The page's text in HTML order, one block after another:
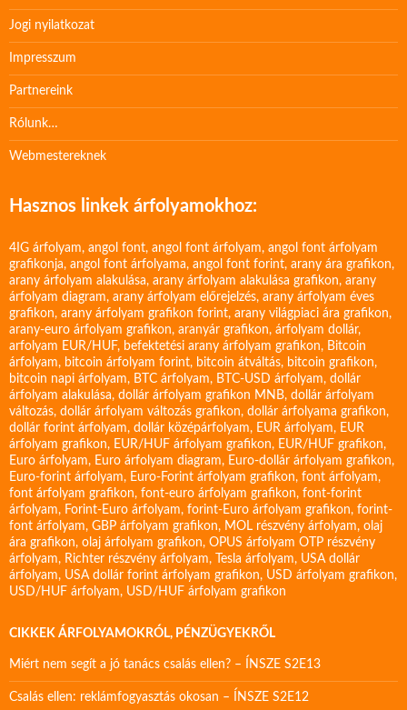
Jogi nyilatkozat
Impresszum
Partnereink
Rólunk…
Webmestereknek
Hasznos linkek árfolyamokhoz:
4IG árfolyam, angol font, angol font árfolyam, angol font árfolyam
grafikonja, angol font árfolyama, angol font forint, arany ára grafikon,
arany árfolyam alakulása, arany árfolyam alakulása grafikon, arany
árfolyam diagram, arany árfolyam előrejelzés, arany árfolyam éves
grafikon, arany árfolyam grafikon forint, arany világpiaci ára grafikon,
arany-euro árfolyam grafikon, aranyár grafikon, árfolyam dollár,
arfolyam EUR/HUF, befektetési arany árfolyam grafikon, Bitcoin
árfolyam, bitcoin árfolyam forint, bitcoin átváltás, bitcoin grafikon,
bitcoin napi árfolyam, BTC árfolyam, BTC-USD árfolyam, dollár
árfolyam alakulása, dollár árfolyam grafikon MNB, dollár árfolyam
változás, dollár árfolyam változás grafikon, dollár árfolyama grafikon,
dollár forint árfolyam, dollár középárfolyam, EUR árfolyam, EUR
árfolyam grafikon, EUR/HUF árfolyam grafikon, EUR/HUF grafikon,
Euro árfolyam, Euro árfolyam diagram, Euro-dollár árfolyam grafikon,
Euro-forint árfolyam, Euro-Forint árfolyam grafikon, font árfolyam,
font árfolyam grafikon, font-euro árfolyam grafikon, font-forint
árfolyam, Forint-Euro árfolyam, forint-Euro árfolyam grafikon, forint-
font árfolyam, GBP árfolyam grafikon, MOL részvény árfolyam, olaj
ára grafikon, olaj árfolyam grafikon, OPUS árfolyam OTP részvény
árfolyam, Richter részvény árfolyam, Tesla árfolyam, USA dollár
árfolyam, USA dollár forint árfolyam grafikon, USD árfolyam grafikon,
USD/HUF árfolyam, USD/HUF árfolyam grafikon
CIKKEK ÁRFOLYAMOKRÓL, PÉNZÜGYEKRŐL
Miért nem segít a jó tanács csalás ellen? – ÍNSZE S2E13
Csalás ellen: reklámfogyasztás okosan – ÍNSZE S2E12